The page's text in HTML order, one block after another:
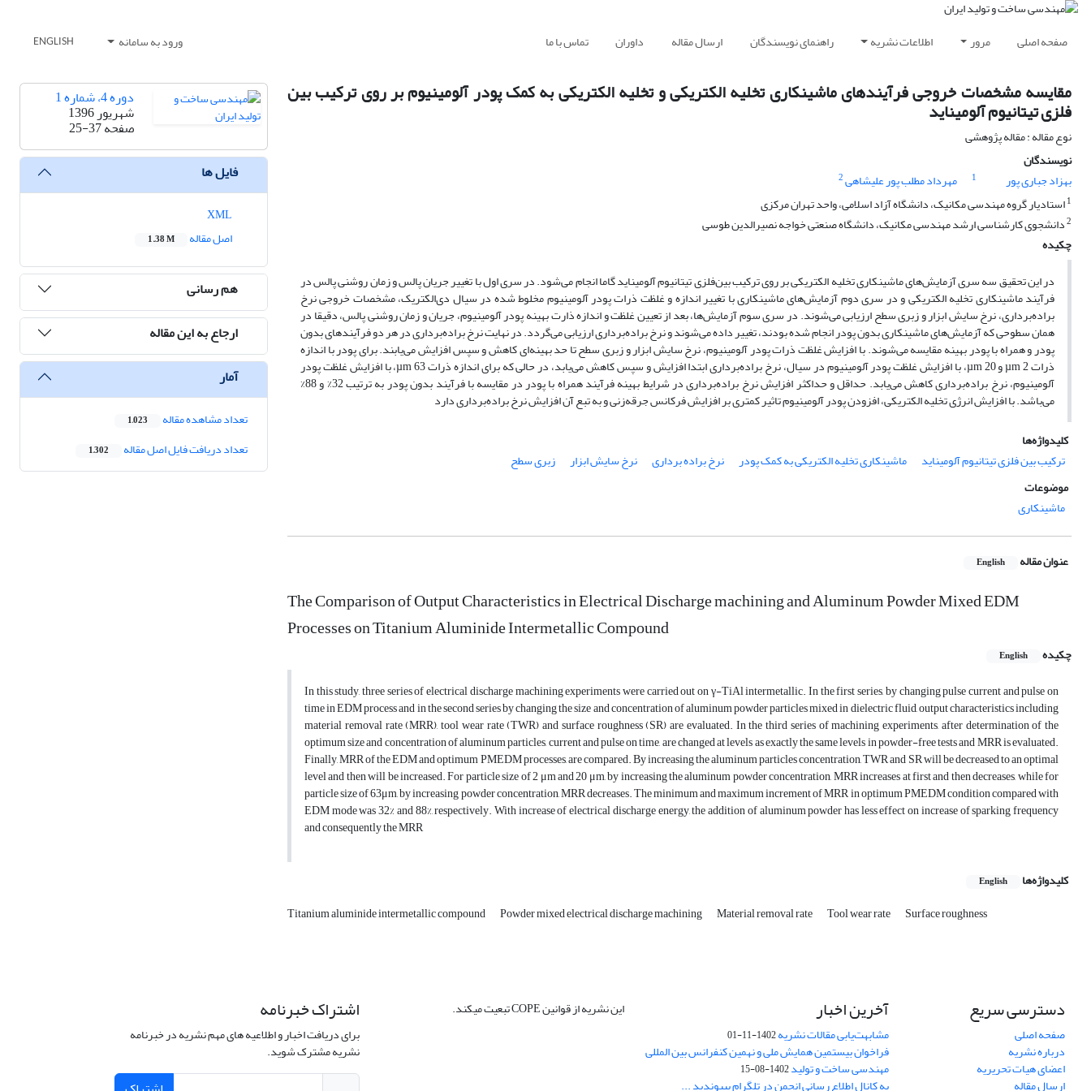
صفحه اصلی مرور اطلاعات نشریه راهنمای نویسندگان ارسال مقاله داوران تماس با ما ورود به سامانه ENGLISH
مقایسه مشخصات خروجی فرآیندهای ماشینکاری تخلیه الکتریکی و تخلیه الکتریکی به کمک پودر آلومینیوم بر روی ترکیب بین
فلزی تیتانیوم آلومیناید
نوع مقاله : مقاله پژوهشی
نویسندگان
بهزاد جباری پور
1 مهرداد مطلب پور علیشاهی2
1استادیار گروه مهندسی مکانیک، دانشگاه آزاد اسلامی، واحد تهران مرکزی
2دانشجوی کارشناسی ارشد مهندسی مکانیک، دانشگاه صنعتی خواجه نصیرالدین طوسی
چکیده
در این تحقیق سه سری آزمایش‌های ماشینکاری تخلیه الکتریکی بر روی ترکیب بین‌فلزی تیتانیوم آلومیناید گاما انجام می‌شود. در سری اول با تغییر جریان پالس و زمان روشنی پالس در
فرآیند ماشینکاری تخلیه الکتریکی و در سری دوم آزمایش‌های ماشینکاری با تغییر اندازه و غلظت ذرات پودر آلومینیوم مخلوط شده در سیال دی‌الکتریک، مشخصات خروجی نرخ
براده‌برداری، نرخ سایش ابزار و زبری سطح ارزیابی می‌شوند. در سری سوم آزمایش‌ها، بعد از تعیین غلظت و اندازه ذارت بهینه پودر آلومینیوم، جریان و زمان روشنی پالس، دقیقا در
همان سطوحی که آزمایش‌های ماشینکاری بدون پودر انجام شده بودند، تغییر داده می‌شوند و نرخ براده‌برداری ارزیابی می‌گردد. در نهایت نرخ براده‌برداری در هر دو فرآیندهای بدون
پودر و همراه با پودر بهینه مقایسه می‌شوند. با افزایش غلظت ذرات پودر آلومینیوم، نرخ سایش ابزار و زبری سطح تا حد بهینه‌ای کاهش و سپس افزایش می‌یابند. برای پودر با اندازه
ذرات µm 2 و µm 20، با افزایش غلظت پودر آلومینیوم در سیال، نرخ براده‌برداری ابتدا افزایش و سپس کاهش می‌یابد، در حالی که برای اندازه ذرات µm 63، با افزایش غلظت پودر
آلومینیوم، نرخ براده‌برداری کاهش می‌یابد. حداقل و حداکثر افزایش نرخ براده‌برداری در شرایط بهینه فرآیند همراه با پودر در مقایسه با فرآیند بدون پودر به ترتیب 32% و 88%
می‌باشد. با افزایش انرژی تخلیه الکتریکی، افزودن پودر آلومینیوم تاثیر کمتری بر افزایش فرکانس جرقه‌زنی و به تبع آن افزایش نرخ براده‌‌برداری دارد
کلیدواژه‌ها
ترکیب بین فلزی تیتانیوم آلومیناید
ماشینکاری تخلیه الکتریکی به کمک پودر نرخ براده برداری نرخ سایش ابزار
زبری سطح
موضوعات
ماشینکاری
عنوان مقاله English
The Comparison of Output Characteristics in Electrical Discharge machining and Aluminum Powder Mixed EDM
Processes on Titanium Aluminide Intermetallic Compound
چکیده English
In this study, three series of electrical discharge machining experiments were carried out on γ-TiAl intermetallic. In the first series, by changing pulse current and pulse on
time in EDM process and in the second series by changing the size and concentration of aluminum powder particles mixed in dielectric fluid, output characteristics including
material removal rate (MRR), tool wear rate (TWR) and surface roughness (SR) are evaluated. In the third series of machining experiments, after determination of the
optimum size and concentration of aluminum particles, current and pulse on time, are changed at levels as exactly the same levels in powder-free tests and MRR is evaluated.
Finally, MRR of the EDM and optimum PMEDM processes, are compared. By increasing the aluminum particles concentration, TWR and SR will be decreased to an optimal
level and then will be increased. For particle size of 2 μm and 20 μm, by increasing the aluminum powder concentration, MRR increases at first and then decreases, while for
particle size of 63μm, by increasing powder concentration, MRR decreases. The minimum and maximum increment of MRR in optimum PMEDM condition compared with
EDM mode was 32% and 88%, respectively. With increase of electrical discharge energy, the addition of aluminum powder has less effect on increase of sparking frequency
and consequently the MRR
کلیدواژه‌ها English
Titanium aluminide intermetallic compound Powder mixed electrical discharge machining Material removal rate Tool wear rate Surface roughness
دوره 4، شماره 1
شهریور 1396
صفحه25-37
فایل ها
اصل مقاله
1.38 M
هم رسانی
ارجاع به این مقاله
آمار
تعداد مشاهده مقاله 1,023
تعداد دریافت فایل اصل مقاله 1,302
دسترسی سریع
صفحه اصلی
درباره نشریه
اعضای هیات تحریریه
ارسال مقاله
آخرین اخبار
مشابهت‌یابی مقالات نشریه1402-11-01
فراخوان بیستمین همایش ملی و نهمین کنفرانس بین المللی
مهندسی ساخت و تولید1402-08-15
به کانال اطلاع رسانی انجمن در تلگرام بپیوندید ...
این نشریه از قوانین COPE تبعیت میکند. اشتراک خبرنامه
برای دریافت اخبار و اطلاعیه های مهم نشریه در خبرنامه
نشریه مشترک شوید.